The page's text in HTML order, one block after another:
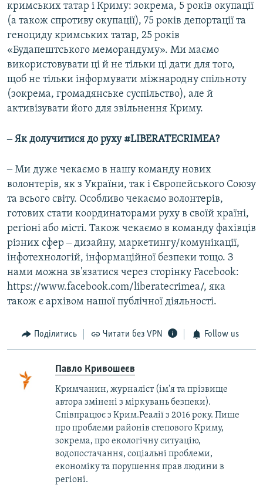
кримських татар і Криму: зокрема, 5 років окупації
(а також спротиву окупації), 75 років депортації та
геноциду кримських татар, 25 років
«Будапештського меморандуму». Ми маємо
використовувати ці й не тільки ці дати для того,
щоб не тільки інформувати міжнародну спільноту
(зокрема, громадянське суспільство), але й
активізувати його для звільнення Криму.
‒ Як долучитися до руху #LIBERATECRIMEA?
‒ Mи дуже чекаємо в нашу команду нових
волонтерів, як з України, так і Європейського Союзу
та всього світу. Особливо чекаємо волонтерів,
готових стати координаторами руху в своїй країні,
регіоні або місті. Також чекаємо в команду фахівців
різних сфер ‒ дизайну, маркетингу/комунікації,
інфотехнологій, інформаційної безпеки тощо. З
нами можна зв'язатися через сторінку Facebook:
https://www.facebook.com/liberatecrimea/, яка
також є архівом нашої публічної діяльності.
Поділитись Читати без VPN Follow us
Павло Кривошеєв
Кримчанин, журналіст (ім'я та прізвище
автора змінені з міркувань безпеки).
Співпрацює з Крим.Реалії з 2016 року. Пише
про проблеми районів степового Криму,
зокрема, про екологічну ситуацію,
водопостачання, соціальні проблеми,
економіку та порушення прав людини в
регіоні.